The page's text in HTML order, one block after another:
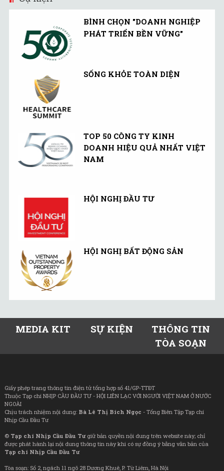
BÌNH CHỌN "DOANH NGHIỆP
PHÁT TRIỂN BỀN VỮNG"
SỐNG KHỎE TOÀN DIỆN
TOP 50 CÔNG TY KINH
DOANH HIỆU QUẢ NHẤT VIỆT
NAM
HỘI NGHỊ ĐẦU TƯ
HỘI NGHỊ BẤT ĐỘNG SẢN
MEDIA KIT SỰ KIỆN
THÔNG TIN
TÒA SOẠN
Giấy phép trang thông tin điện tử tổng hợp số 41/GP-TTĐT
Thuộc Tạp chí NHỊP CẦU ĐẦU TƯ - HỘI LIÊN LẠC VỚI NGƯỜI VIỆT NAM Ở NƯỚC
NGOÀI
Chịu trách nhiệm nội dung: Bà Lê Thị Bích Ngọc - Tổng Biên Tập Tạp chí
Nhịp Cầu Đầu Tư
© Tạp chí Nhịp Cầu Đầu Tưgiữ bản quyền nội dung trên website này; chỉ
được phát hành lại nội dung thông tin này khi có sự đồng ý bằng văn bản của
Tạp chí Nhịp Cầu Đầu Tư
Tòa soạn: Số 2, ngách 11 ngõ 28 Dương Khuê, P. Từ Liêm, Hà Nội